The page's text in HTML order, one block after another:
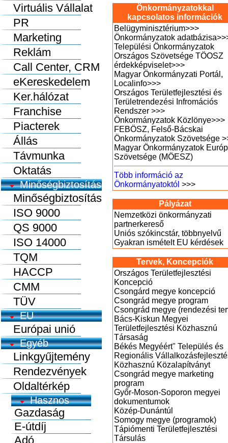
Virtuális Vállalat
PR
Marketing
Reklám
Call Center, CRM
eKereskedelem
Ker.hálózat
Franchise
Piacterek
Állás
Távmunka
Oktatás
Minőségbiztosítás
Minőségbiztosítás
ISO 9000
QS 9000
ISO 14000
TQM
HACCP
CMM
TÜV
EU
Európai unió
Egyéb
Linkgyűjtemény
Rendezvények
Oldaltérkép
Önkormányzatokkal
kapcsolatos információk
Belügyminisztérium>>>
Önkormányzatok adatbázisa
Települési Önkormányzatok
Országos Szövetsége TÖOSZ
érdekképviselet>>>
Magyar Önkormányzati Portál,
Localinfo>>>
Országos Területfejlesztési és
Területrendezési Infromációs
Rendszer >>>
Önkormányzatok Közlönye>>>
FEBÖSZ, Felső-Bácskai
Önkormányzatok Szövetsége
Magyar Önkormányzatok
Szövetsége (MÖESZ)
Több információ az
Önkormányatoktól >>>
Pályázat
Nemzetközi önkormányzati
partnerkereső
Uniós szókincstár, többnyelvű
Gyakran ismételt EU kérdések
Tervek, Koncepciók
Országos Területfejlesztési
Koncepció
Csongárd megye koncepció
Csongrád megye program
Csongrád megye (rendezési
Bács-Kiskun Megyei
Területfejlesztési Közhasznú
Társaság
Békés Megyéért" Település és
Regionális
Közhasznú Közalapítványt
Csongrád megye marketing
program
Győr-Moson-Soporon megyei
dokumentumok
Közép-Dunántúl
Somogy megye (programok)
Tápiómenti Területfejlesztési
Társulás